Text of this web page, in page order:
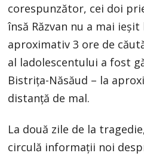
corespunzător, cei doi
însă Răzvan nu a mai
aproximativ 3 ore de
al ladolescentului a fost
Bistrița-Năsăud – la
distanță de mal.
La două zile de la
circulă informații noi